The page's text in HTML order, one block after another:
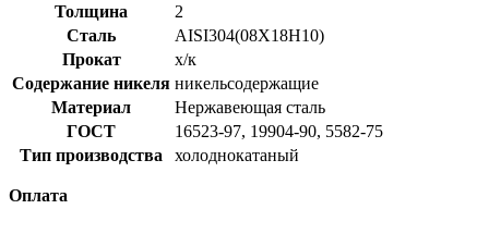
Толщина
2
Сталь
AISI304(08Х18Н10)
Прокат
х/к
Содержание никеля никельсодержащие
Материал
Нержавеющая сталь
ГОСТ
16523-97, 19904-90, 5582-75
Тип производства
холоднокатаный
Оплата